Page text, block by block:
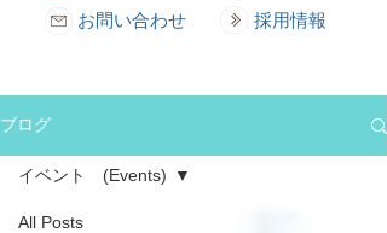
お問い合わせ 採用情報
ブログ
All Posts
イベント (Events)